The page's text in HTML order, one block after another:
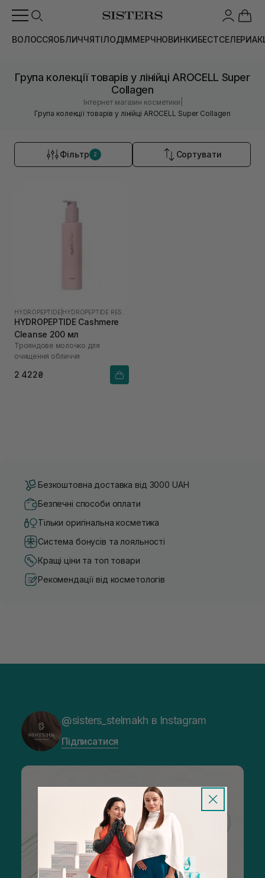
ВОЛОССЯОБЛИЧЧЯТІЛОДІММЕРЧНОВИНКИБЕСТСЕЛЕРИ
Група колекції товарів у лінійці AROCELL Super
Collagen
Інтернет магазин косметики
Група колекції товарів у лінійці AROCELL Super Collagen
Фільтр 2 Сортувати
HYDROPEPTIDE
HYDROPEPTIDE Cashmere
Cleanse 200 мл
Трояндове молочко для
очищення обличчя
2 422₴
Безкоштовна доставка від 3000 UAH
Безпечні способи оплати
Тільки оригінальна косметика
Система бонусів та лояльності
Кращі ціни та топ товари
Рекомендації від косметологів
@sisters_stelmakh в Instagram
Підписатися